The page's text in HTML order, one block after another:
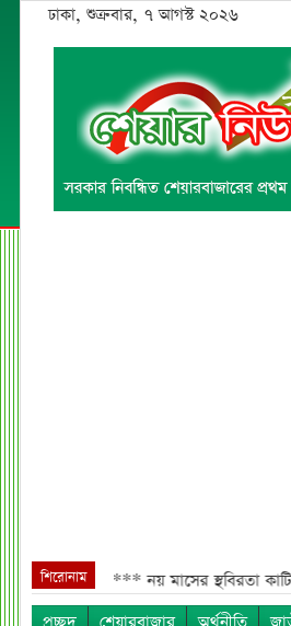
ঢাকা, শুক্রবার, ৭ আগস্ট ২০২৬
শিরোনাম
সুখবর*** নয় মাসের স্থবিরতা কাটিয়ে আবার